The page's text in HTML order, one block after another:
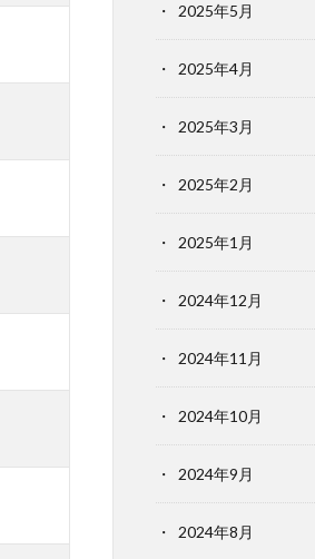
2025年5月
2025年4月
2025年3月
2025年2月
2025年1月
2024年12月
2024年11月
2024年10月
2024年9月
2024年8月